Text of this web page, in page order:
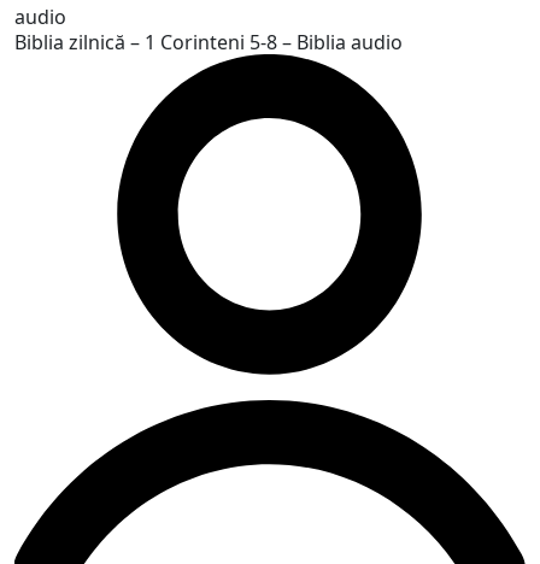
Biblia zilnică – 1 Corinteni 5-8 – Biblia audio